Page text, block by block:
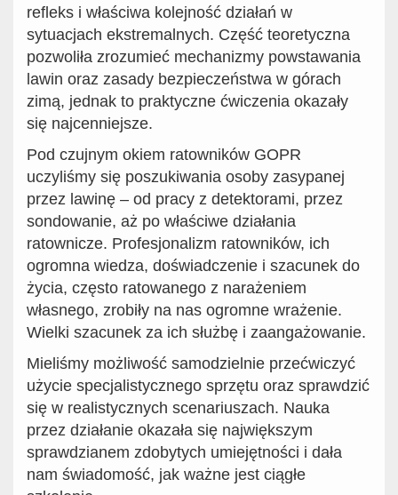
refleks i właściwa kolejność działań w
sytuacjach ekstremalnych. Część teoretyczna
pozwoliła zrozumieć mechanizmy powstawania
lawin oraz zasady bezpieczeństwa w górach
zimą, jednak to praktyczne ćwiczenia okazały
się najcenniejsze.
Pod czujnym okiem ratowników GOPR
uczyliśmy się poszukiwania osoby zasypanej
przez lawinę – od pracy z detektorami, przez
sondowanie, aż po właściwe działania
ratownicze. Profesjonalizm ratowników, ich
ogromna wiedza, doświadczenie i szacunek do
życia, często ratowanego z narażeniem
własnego, zrobiły na nas ogromne wrażenie.
Wielki szacunek za ich służbę i zaangażowanie.
Mieliśmy możliwość samodzielnie przećwiczyć
użycie specjalistycznego sprzętu oraz sprawdzić
się w realistycznych scenariuszach. Nauka
przez działanie okazała się największym
sprawdzianem zdobytych umiejętności i dała
nam świadomość, jak ważne jest ciągłe